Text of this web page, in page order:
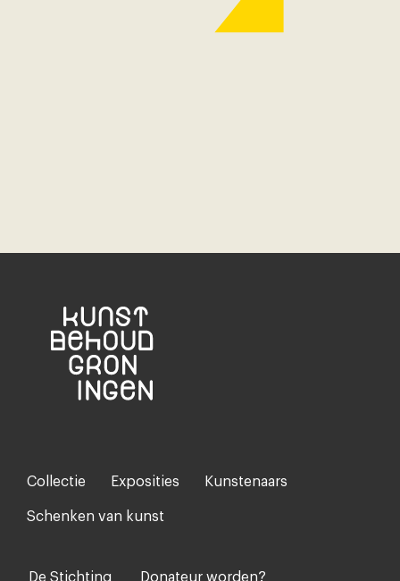
Footer-
menu
Collectie Exposities Kunstenaars
Schenken van kunst
De Stichting Donateur worden?